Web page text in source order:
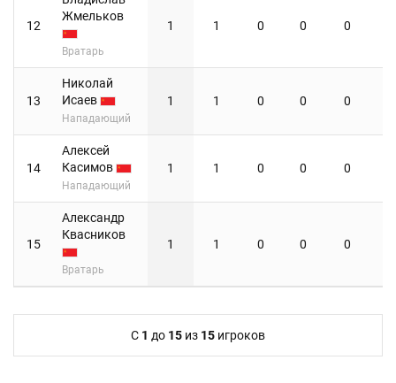
12
Жмельков
Вратарь
1 1 0 0 0
13
Николай
Исаев
Нападающий
1 1 0 0 0
14
Алексей
Касимов
Нападающий
1 1 0 0 0
15
Александр
Квасников
Вратарь
1 1 0 0 0
C 1 до 15 из 15 игроков